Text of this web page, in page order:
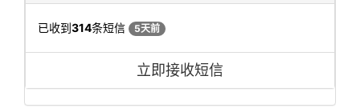
已收到314条短信 5天前
立即接收短信